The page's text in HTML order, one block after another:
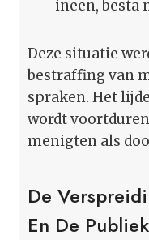
ineen, besta
Deze situatie
bestraffing van
spraken. Het
wordt
menigten als
De
En De